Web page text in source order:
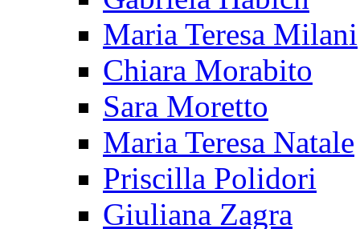
Maria Teresa Milani
Chiara Morabito
Sara Moretto
Maria Teresa Natale
Priscilla Polidori
Giuliana Zagra